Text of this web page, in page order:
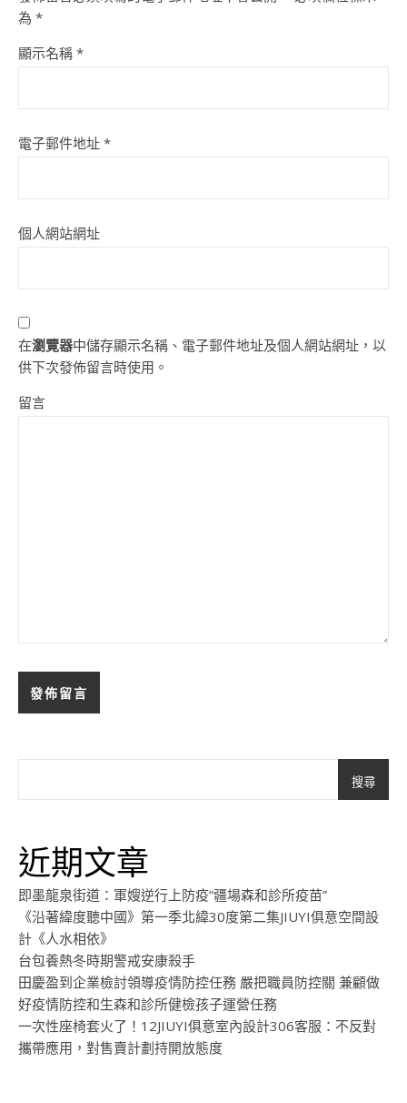
為 *
顯示名稱 *
電子郵件地址 *
個人網站網址
在瀏覽器中儲存顯示名稱、電子郵件地址及個人網站網址，以
供下次發佈留言時使用。
留言
搜尋
近期文章
即墨龍泉街道：軍嫂逆行上防疫“疆場森和診所疫苗”
《沿著緯度聽中國》第一季北緯30度第二集JIUYI俱意空間設
計《人水相依》
台包養熱冬時期警戒安康殺手
田慶盈到企業檢討領導疫情防控任務 嚴把職員防控關 兼顧做
好疫情防控和生森和診所健檢孩子運營任務
一次性座椅套火了！12JIUYI俱意室內設計306客服：不反對
攜帶應用，對售賣計劃持開放態度